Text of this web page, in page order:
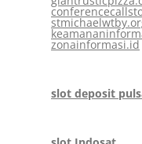
zonainformasi.id
slot deposit